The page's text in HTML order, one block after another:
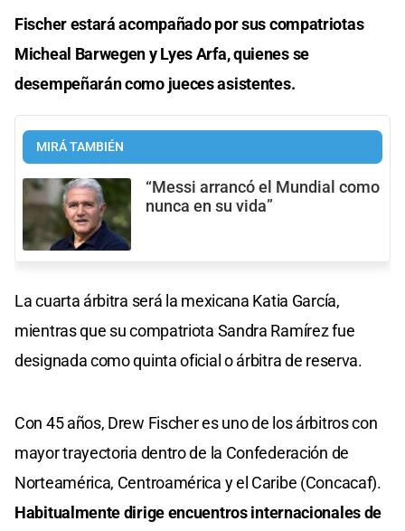
Fischer estará acompañado por sus compatriotas
Micheal Barwegen y Lyes Arfa, quienes se
desempeñarán como jueces asistentes.
MIRÁ TAMBIÉN
“Messi arrancó el Mundial como
nunca en su vida”
La cuarta árbitra será la mexicana Katia García,
mientras que su compatriota Sandra Ramírez fue
designada como quinta oficial o árbitra de reserva.
Con 45 años, Drew Fischer es uno de los árbitros con
mayor trayectoria dentro de la Confederación de
Norteamérica, Centroamérica y el Caribe (Concacaf).
Habitualmente dirige encuentros internacionales de